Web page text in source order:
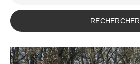
RECHERCHER